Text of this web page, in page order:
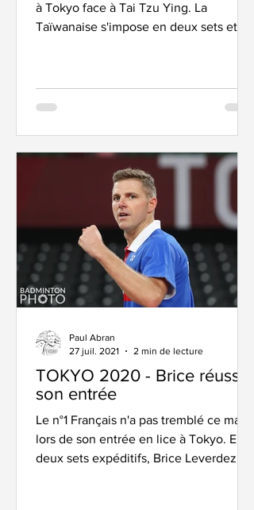
à Tokyo face à Tai Tzu Ying. La
Taïwanaise s'impose en deux sets et se
TOKYO 2020 - Brice réussit
son entrée
Le n°1 Français n'a pas tremblé ce mardi
lors de son entrée en lice à Tokyo. En
deux sets expéditifs, Brice Leverdez a
Paul Abran
27 juil. 2021
2 min de lecture